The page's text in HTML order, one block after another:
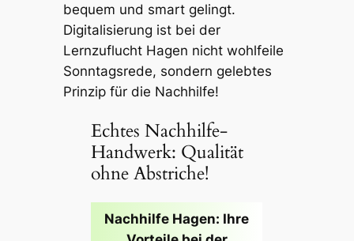
bequem und smart gelingt.
Digitalisierung ist bei der
Lernzuflucht Hagen nicht wohlfeile
Sonntagsrede, sondern gelebtes
Prinzip für die Nachhilfe!
Echtes Nachhilfe-
Handwerk: Qualität
ohne Abstriche!
Nachhilfe Hagen: Ihre